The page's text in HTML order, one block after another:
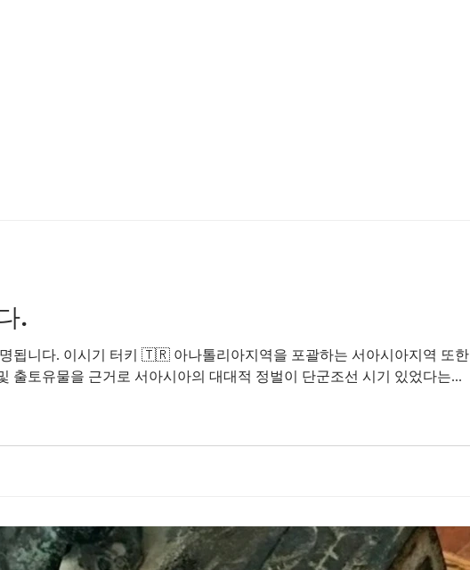
.
다. 이시기 터키 🇹🇷 아나톨리아지역을 포괄하는 서아시아지역 또한 우리의 옛 강토
출토유물을 근거로 서아시아의 대대적 정벌이 단군조선 시기 있었다는...